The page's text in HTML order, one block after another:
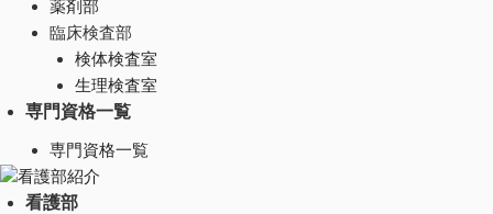
薬剤部
臨床検査部
検体検査室
生理検査室
専門資格一覧
専門資格一覧
看護部紹介
看護部